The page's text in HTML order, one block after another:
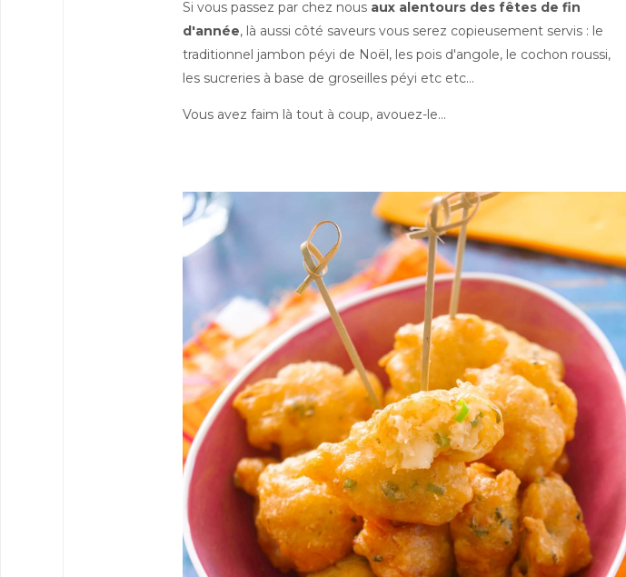
Si vous passez par chez nous aux alentours des fêtes de fin
d'année, là aussi côté saveurs vous serez copieusement servis : le
traditionnel jambon péyi de Noël, les pois d'angole, le cochon roussi,
les sucreries à base de groseilles péyi etc etc...
Vous avez faim là tout à coup, avouez-le...